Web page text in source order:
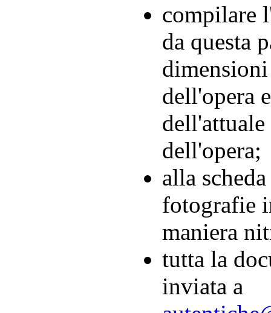
compilare
da questa
dell'opera
dell'opera;
alla
fotografie
maniera
tutta la
inviata a